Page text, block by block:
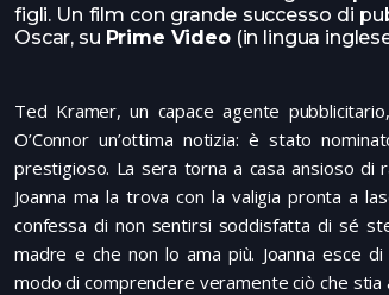
figli. Un film con grande successo di
Oscar, su Prime Video(in lingua
Ted Kramer, un capace agente
O’Connor un’ottima notizia: è stato
prestigioso. La sera torna a casa ansioso di
Joanna ma la trova con la valigia pronta a
confessa di non sentirsi soddisfatta di sé
madre e che non lo ama più. Joanna esce
modo di comprendere veramente ciò che stia